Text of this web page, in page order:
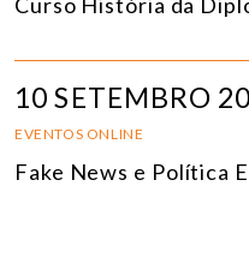
10 SETEMBRO
EVENTOS ONLINE
Fake News e Política